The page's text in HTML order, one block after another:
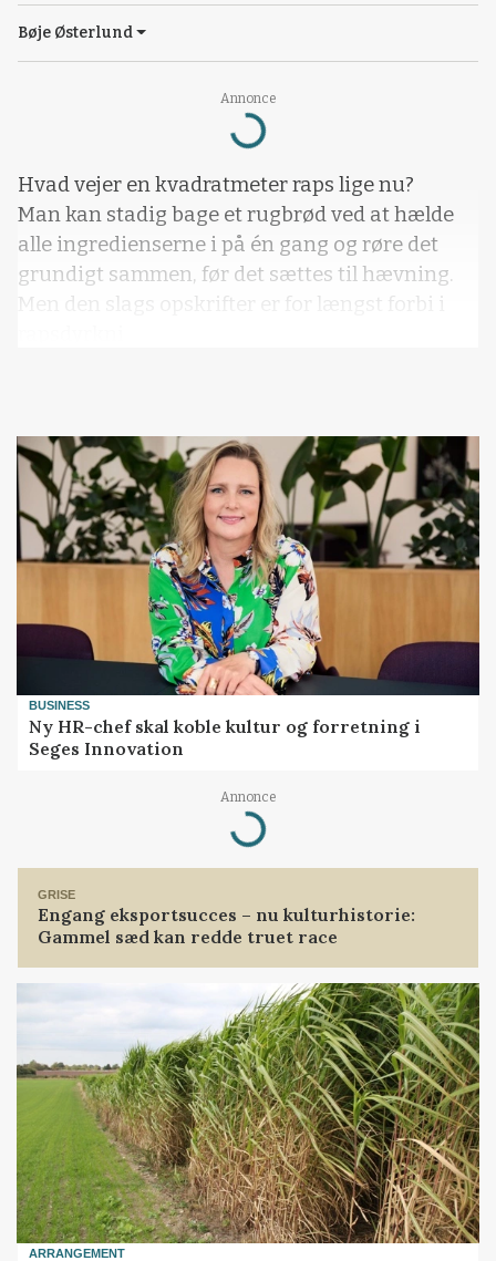
Annonce
Loading...
Bøje Østerlund
Hvad vejer en kvadratmeter raps lige nu?
Man kan stadig bage et rugbrød ved at hælde
alle ingredienserne i på én gang og røre det
grundigt sammen, før det sættes til hævning.
Men den slags opskrifter er for længst forbi i
Kære læser, denne artikel fra Effektivt
Landbrug er låst.
Kvalitetsjournalistik kræver research,
ekspertise og adgang til relevante kilder.
Men vi vil rigtig gerne tilbyde dig et
digitalt abonnement i 30 dage for kun
30 kroner.
Prøv 30 dage for 30 kr
Allerede abonnement?
BUSINESS
Ny HR-chef skal koble kultur og forretning i
Seges Innovation
Annonce
Loading...
GRISE
Engang eksportsucces – nu kulturhistorie:
Gammel sæd kan redde truet race
ARRANGEMENT